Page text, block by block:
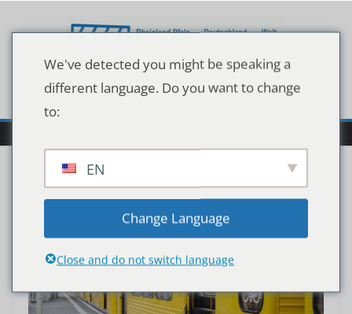
Inhalt
We've detected you might be speaking a
different language. Do you want to change
to:
EN
Change Language
Close and do not switch language